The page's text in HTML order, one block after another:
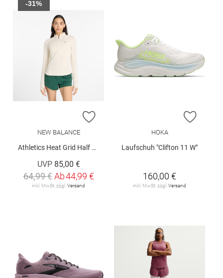
ZUR WUNSCHLISTE HINZUFÜGEN
NEW BALANCE
Athletics Heat Grid Half Zip
UVP 85,00 €
64,99 € Ab44,99 €
inkl. MwSt. zzgl. Versand
-31%
ZUR
HOKA
Laufschuh "Clifton 11 W"
160,00 €
inkl. MwSt. zzgl. Versand